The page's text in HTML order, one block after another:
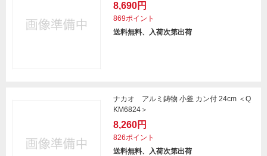
8,690円
869ポイント
送料無料、入荷次第出荷
ナカオ アルミ鋳物 小釜 カン付 24cm ＜Q
KM6824＞
8,260円
826ポイント
送料無料、入荷次第出荷